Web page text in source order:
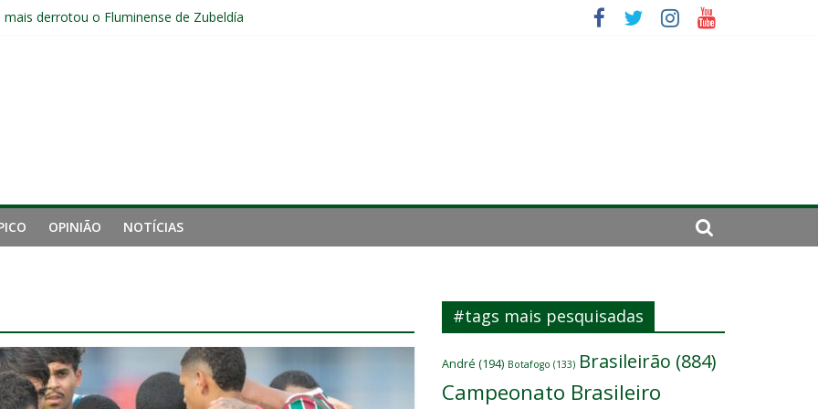
derrotou o Fluminense de Zubeldía
sem custos ao fim da temporada; veja a situação de cada um
problemas do Fluminense para sequência decisiva da temporada
OPINIÃO NOTÍCIAS
#tags mais pesquisadas
André (194) Botafogo (133) Brasileirão (884)
Campeonato Brasileiro